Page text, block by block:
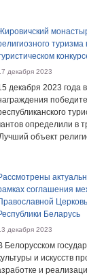
туризма
декабря 2023
декабря 2023 года
определили в
объект
соглашения
Беларусь
декабря 2023
Белорусском
и искусств
и